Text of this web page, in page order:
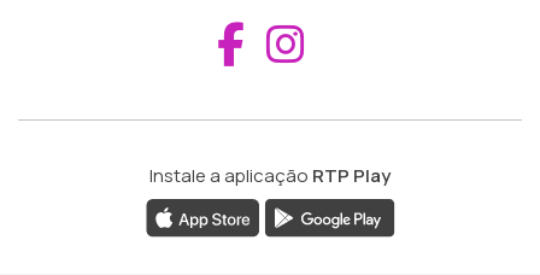
Aceder ao
Instale a aplicação RTP Play